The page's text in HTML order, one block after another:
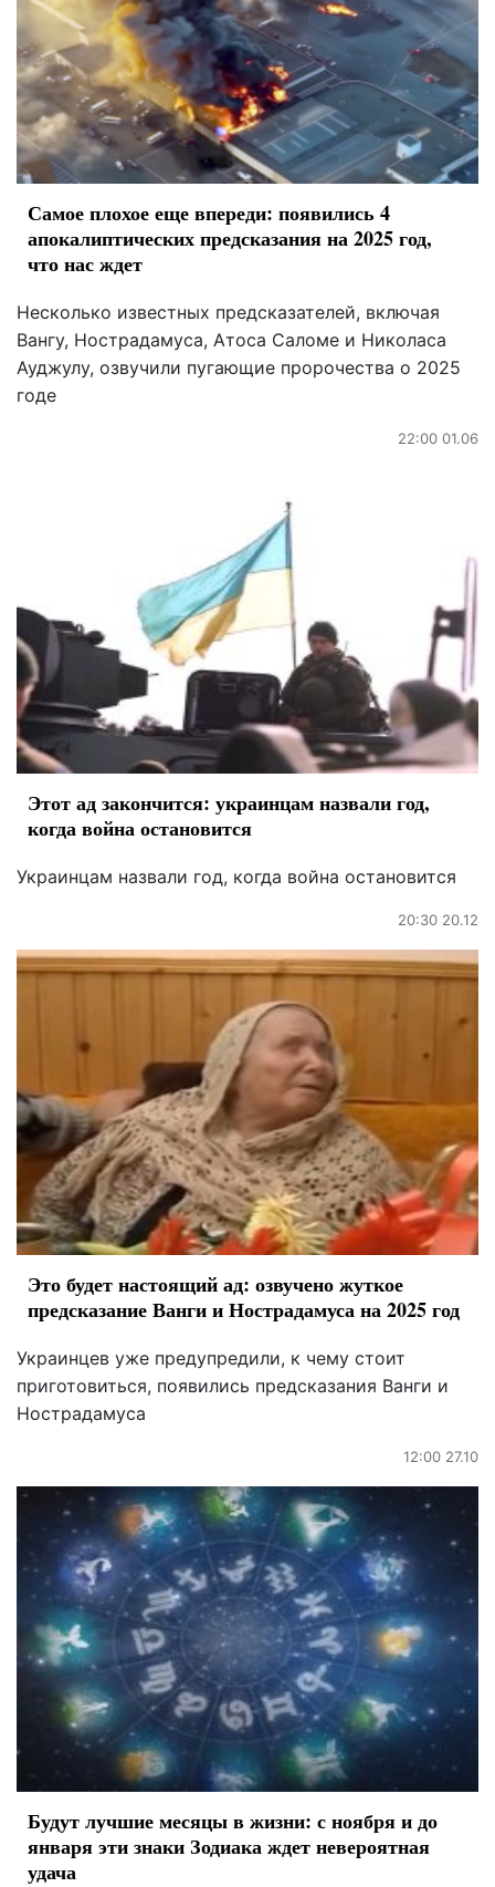
Самое плохое еще впереди: появились 4
апокалиптических предсказания на 2025 год,
что нас ждет
Несколько известных предсказателей, включая
Вангу, Нострадамуса, Атоса Саломе и Николаса
Ауджулу, озвучили пугающие пророчества о 2025
годе
22:00 01.06
Этот ад закончится: украинцам назвали год,
когда война остановится
Украинцам назвали год, когда война остановится
20:30 20.12
Это будет настоящий ад: озвучено жуткое
предсказание Ванги и Нострадамуса на 2025 год
Украинцев уже предупредили, к чему стоит
приготовиться, появились предсказания Ванги и
Нострадамуса
12:00 27.10
Будут лучшие месяцы в жизни: с ноября и до
января эти знаки Зодиака ждет невероятная
удача